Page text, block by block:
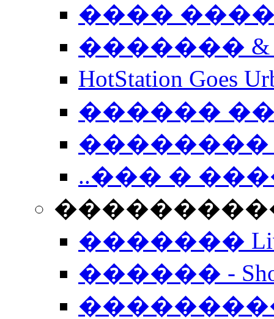
����
�������
HotStation
������
��������
..��� �
����������
�������
������ -